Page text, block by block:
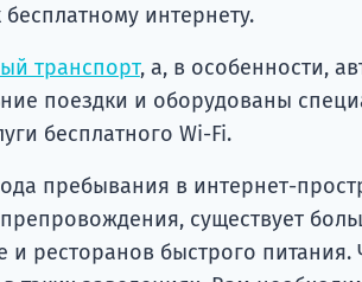
интернету.
транспорт, а, в особенности,
поездки и оборудованы
бесплатного Wi-Fi.
пребывания в интернет-
существует
и ресторанов быстрого питания.